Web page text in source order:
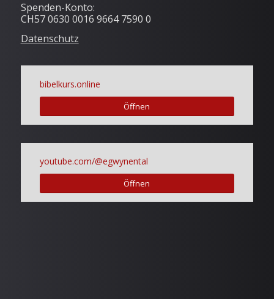
Spenden-Konto:
CH57 0630 0016 9664 7590 0
Datenschutz
bibelkurs.online
Öffnen
youtube.com/@egwynental
Öffnen